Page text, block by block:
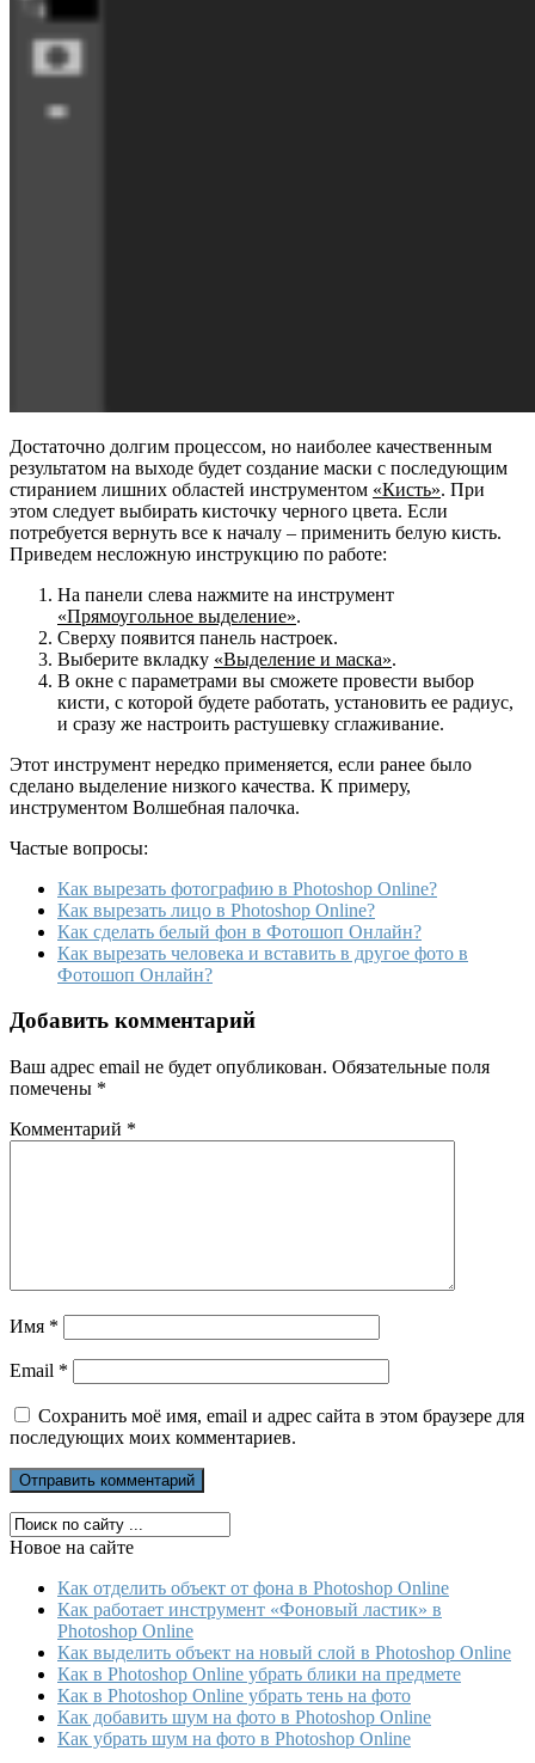
Достаточно долгим процессом, но наиболее качественным
результатом на выходе будет создание маски с последующим
стиранием лишних областей инструментом «Кисть». При
этом следует выбирать кисточку черного цвета. Если
потребуется вернуть все к началу – применить белую кисть.
Приведем несложную инструкцию по работе:
На панели слева нажмите на инструмент
«Прямоугольное выделение».
Сверху появится панель настроек.
Выберите вкладку «Выделение и маска».
В окне с параметрами вы сможете провести выбор
кисти, с которой будете работать, установить ее радиус,
и сразу же настроить растушевку сглаживание.
Этот инструмент нередко применяется, если ранее было
сделано выделение низкого качества. К примеру,
инструментом Волшебная палочка.
Частые вопросы:
Как вырезать фотографию в Photoshop Online?
Как вырезать лицо в Photoshop Online?
Как сделать белый фон в Фотошоп Онлайн?
Как вырезать человека и вставить в другое фото в
Фотошоп Онлайн?
Добавить комментарий
Ваш адрес email не будет опубликован. Обязательные поля
помечены *
Комментарий *
Имя *
Email *
Сохранить моё имя, email и адрес сайта в этом браузере для
последующих моих комментариев.
Новое на сайте
Как отделить объект от фона в Photoshop Online
Как работает инструмент «Фоновый ластик» в
Photoshop Online
Как выделить объект на новый слой в Photoshop Online
Как в Photoshop Online убрать блики на предмете
Как в Photoshop Online убрать тень на фото
Как добавить шум на фото в Photoshop Online
Как убрать шум на фото в Photoshop Online